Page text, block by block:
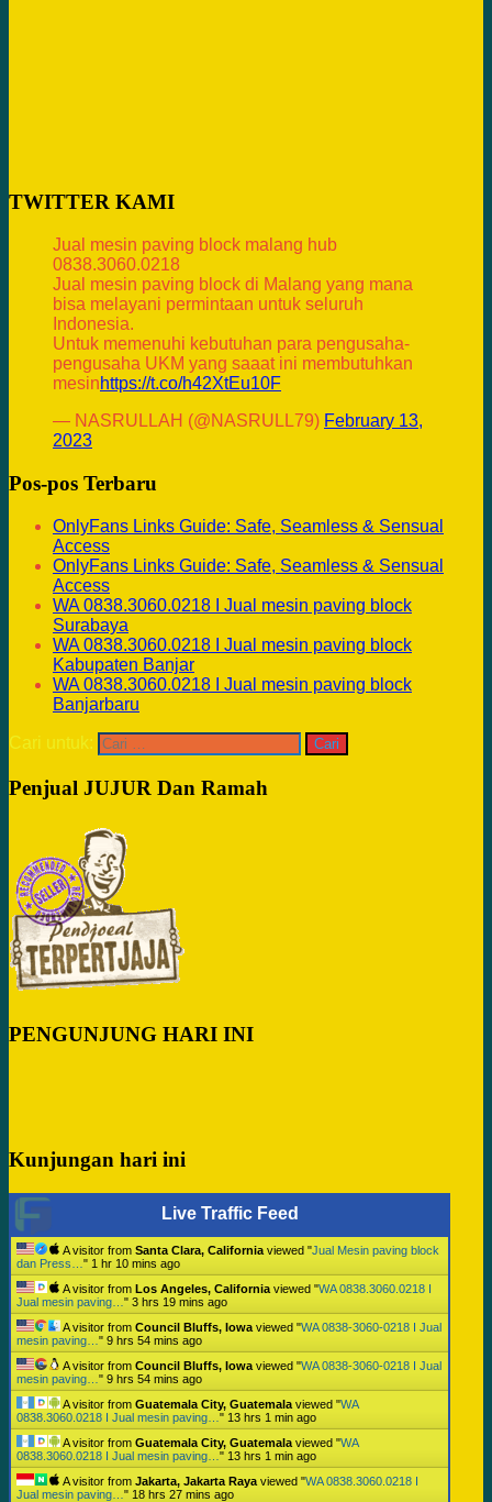
TWITTER KAMI
Jual mesin paving block malang hub
0838.3060.0218
Jual mesin paving block di Malang yang mana
bisa melayani permintaan untuk seluruh
Indonesia.
Untuk memenuhi kebutuhan para pengusaha-
pengusaha UKM yang saaat ini membutuhkan
mesinhttps://t.co/h42XtEu10F
— NASRULLAH (@NASRULL79) February 13,
2023
Pos-pos Terbaru
OnlyFans Links Guide: Safe, Seamless & Sensual
Access
OnlyFans Links Guide: Safe, Seamless & Sensual
Access
WA 0838.3060.0218 I Jual mesin paving block
Surabaya
WA 0838.3060.0218 I Jual mesin paving block
Kabupaten Banjar
WA 0838.3060.0218 I Jual mesin paving block
Banjarbaru
Cari untuk:
Penjual JUJUR Dan Ramah
PENGUNJUNG HARI INI
Kunjungan hari ini
Live Traffic Feed
A visitor from Santa Clara, California viewed "Jual Mesin paving block
dan Press… " 1 hr 10 mins ago
A visitor from Los Angeles, California viewed "WA 0838.3060.0218 I
Jual mesin paving… " 3 hrs 19 mins ago
A visitor from Council Bluffs, Iowa viewed "WA 0838-3060-0218 I Jual
mesin paving… " 9 hrs 54 mins ago
A visitor from Council Bluffs, Iowa viewed "WA 0838-3060-0218 I Jual
mesin paving… " 9 hrs 54 mins ago
A visitor from Guatemala City, Guatemala viewed "WA
0838.3060.0218 I Jual mesin paving… " 13 hrs 1 min ago
A visitor from Guatemala City, Guatemala viewed "WA
0838.3060.0218 I Jual mesin paving… " 13 hrs 1 min ago
A visitor from Jakarta, Jakarta Raya viewed "WA 0838.3060.0218 I
Jual mesin paving… " 18 hrs 27 mins ago